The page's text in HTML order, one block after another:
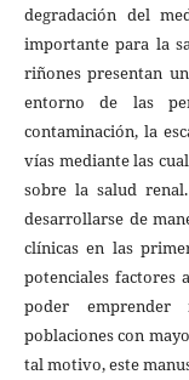
degradación del
importante para la
riñones presentan
entorno de las
contaminación, la
vías mediante las
sobre la salud
desarrollarse de
clínicas en las
potenciales factores
poder emprender
poblaciones con
tal motivo, este